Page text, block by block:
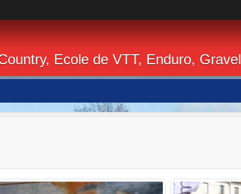
Ecole de VTT, Enduro, Gravel